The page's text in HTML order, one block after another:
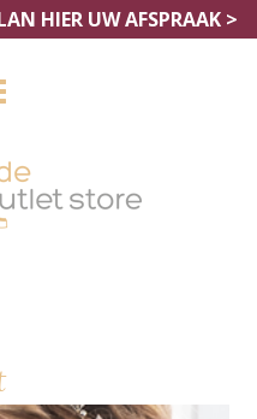
HIER UW AFSPRAAK >